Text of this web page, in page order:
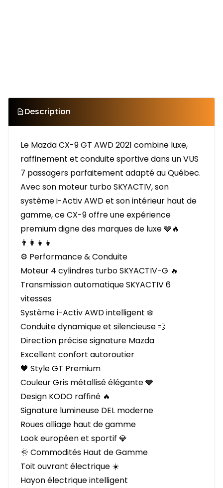
Description
Le Mazda CX-9 GT AWD 2021 combine luxe,
raffinement et conduite sportive dans un VUS
7 passagers parfaitement adapté au Québec.
Avec son moteur turbo SKYACTIV, son
système i-Activ AWD et son intérieur haut de
gamme, ce CX-9 offre une expérience
premium digne des marques de luxe 🩶🔥
👨‍👩‍👧‍👦
⚙️ Performance & Conduite
Moteur 4 cylindres turbo SKYACTIV-G 🔥
Transmission automatique SKYACTIV 6
vitesses
Système i-Activ AWD intelligent ❄️
Conduite dynamique et silencieuse 💨
Direction précise signature Mazda
Excellent confort autoroutier
🖤 Style GT Premium
Couleur Gris métallisé élégante 🩶
Design KODO raffiné 🔥
Signature lumineuse DEL moderne
Roues alliage haut de gamme
Look européen et sportif 💎
🌞 Commodités Haut de Gamme
Toit ouvrant électrique ☀️
Hayon électrique intelligent